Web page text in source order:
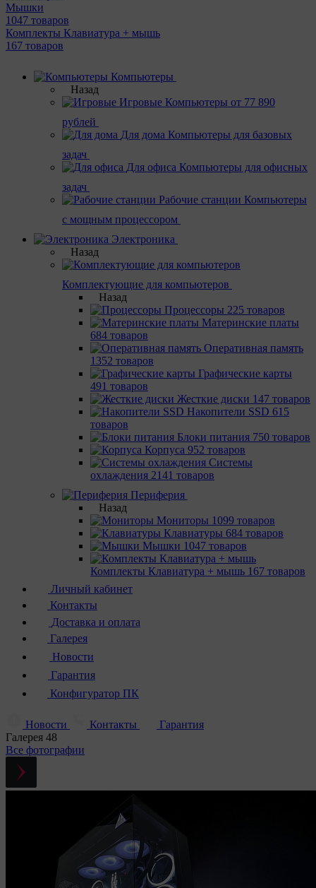
Мышки
1047 товаров
Комплекты Клавиатура + мышь
167 товаров
Компьютеры
Назад
Игровые Компьютеры от 77 890
рублей
Для дома Компьютеры для базовых
задач
Для офиса Компьютеры для офисных
задач
Рабочие станции Компьютеры
с мощным процессором
Электроника
Назад
Комплектующие для компьютеров
Назад
Процессоры 225 товаров
Материнcкие платы
684 товаров
Оперативная память
1352 товаров
Графические карты
491 товаров
Жесткие диски 147 товаров
Накопители SSD 615
товаров
Блоки питания 750 товаров
Корпуса 952 товаров
Системы
охлаждения 2141 товаров
Периферия
Назад
Мониторы 1099 товаров
Клавиатуры 684 товаров
Мышки 1047 товаров
Комплекты Клавиатура + мышь 167 товаров
Личный кабинет
Контакты
Доставка и оплата
Галерея
Новости
Гарантия
Конфигуратор ПК
Новости Контакты
Гарантия
Галерея 48
Все фотографии